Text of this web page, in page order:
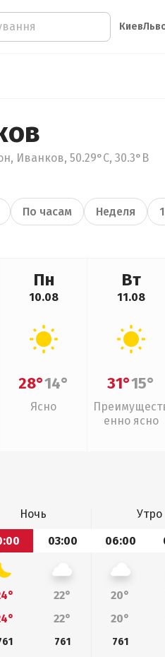
Киев
Иванков, 50.29°С, 30.3°В
По часам Неделя
Пн
10.08
28°14°
Ясно
Вт
11.08
31°15°
енно ясно
Ночь Утро
03:00 06:00
22° 20°
22° 20°
761 761